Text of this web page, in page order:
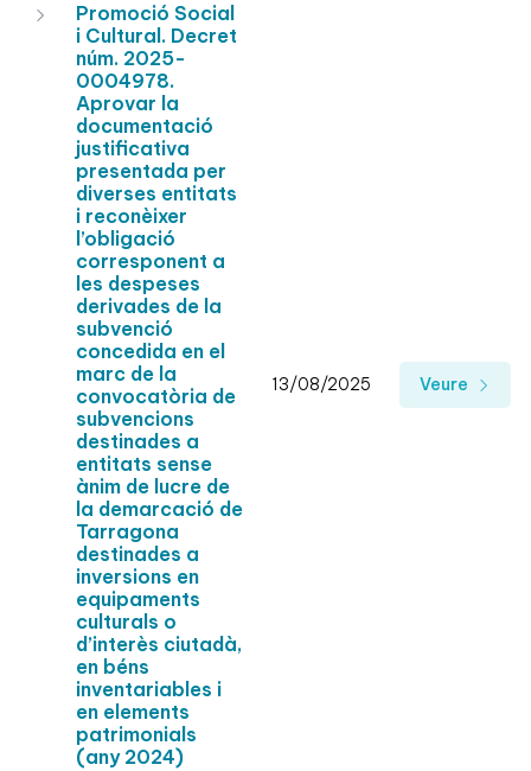
Promoció Social
i Cultural. Decret
núm. 2025-
0004978.
Aprovar la
documentació
justificativa
presentada per
diverses entitats
i reconèixer
l’obligació
corresponent a
les despeses
derivades de la
subvenció
concedida en el
marc de la
convocatòria de
subvencions
destinades a
entitats sense
ànim de lucre de
la demarcació de
Tarragona
destinades a
inversions en
equipaments
culturals o
d’interès ciutadà,
en béns
inventariables i
en elements
patrimonials
(any 2024)
13/08/2025 Veure